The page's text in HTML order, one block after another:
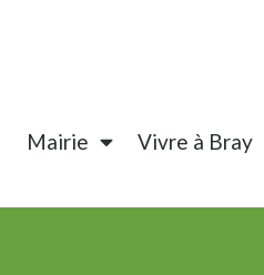
Mairie Vivre à Bray